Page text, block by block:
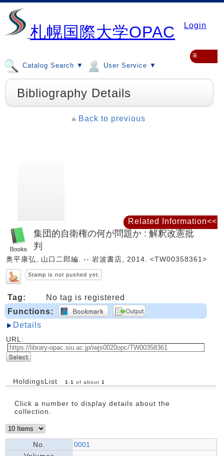
札幌国際大学OPAC Login
Catalog Search ▼ User Service ▼
≡
Bibliography Details
Back to previous
集団的自衛権の何が問題か : 解釈改憲批
判
奥平康弘, 山口二郎編. -- 岩波書店, 2014. <TW00358361>
Stamp is not pushed yet.
Tag:
No tag is registered
Functions:
Details
URL:
HoldingsList 1 -1 of about 1
Click a number to display details about the
collection.
No.
0001
Related Information<<